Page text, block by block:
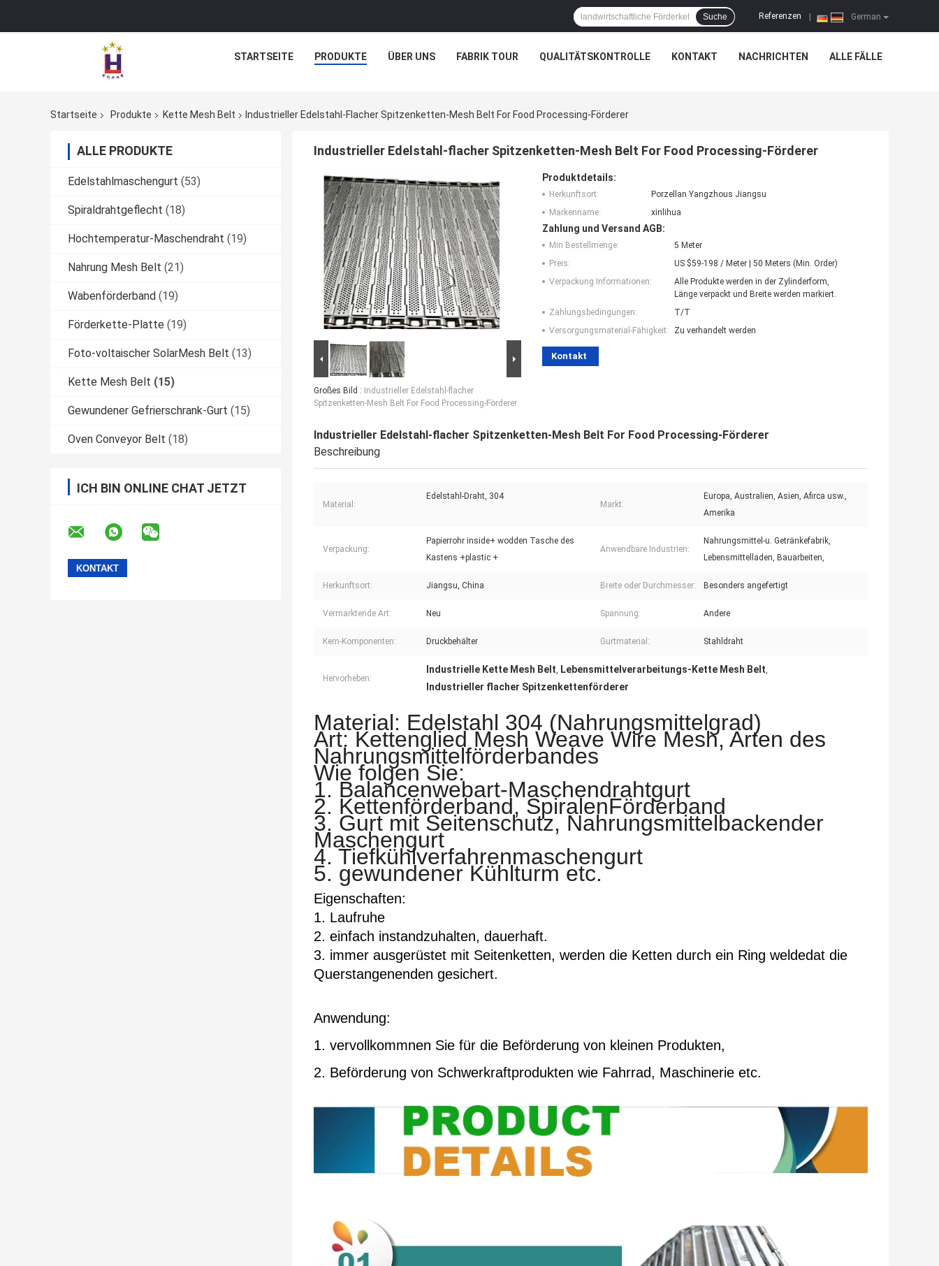
German
Referenzen
Suche
STARTSEITE PRODUKTE ÜBER UNS FABRIK TOUR QUALITÄTSKONTROLLE KONTAKT NACHRICHTEN ALLE FÄLLE
Startseite Produkte Kette Mesh Belt Industrieller Edelstahl-Flacher Spitzenketten-Mesh Belt For Food Processing-Förderer
ALLE PRODUKTE
Edelstahlmaschengurt (53)
Spiraldrahtgeflecht (18)
Hochtemperatur-Maschendraht (19)
Nahrung Mesh Belt (21)
Wabenförderband (19)
Förderkette-Platte (19)
Foto-voltaischer SolarMesh Belt (13)
Kette Mesh Belt (15)
Gewundener Gefrierschrank-Gurt (15)
Oven Conveyor Belt (18)
ICH BIN ONLINE CHAT JETZT
Industrieller Edelstahl-flacher Spitzenketten-Mesh Belt For Food Processing-Förderer
Großes Bild : Industrieller Edelstahl-flacher
Spitzenketten-Mesh Belt For Food Processing-Förderer
Produktdetails:
Herkunftsort:
Porzellan Yangzhous Jiangsu
Markenname:
xinlihua
Zahlung und Versand AGB:
Min Bestellmenge:
5 Meter
Preis:
US $59-198 / Meter | 50 Meters (Min. Order)
Verpackung Informationen:
Alle Produkte werden in der Zylinderform,
Länge verpackt und Breite werden markiert.
Zahlungsbedingungen:
T/T
Versorgungsmaterial-Fähigkeit:
Zu verhandelt werden
Kontakt
Industrieller Edelstahl-flacher Spitzenketten-Mesh Belt For Food Processing-Förderer
Beschreibung
Material:
Edelstahl-Draht, 304
Markt:
Europa, Australien, Asien, Afirca usw.,
Amerika
Verpackung:
Papierrohr inside+ wodden Tasche des
Kastens +plastic +
Anwendbare Industrien:
Nahrungsmittel-u. Getränkefabrik,
Lebensmittelladen, Bauarbeiten,
Herkunftsort: Jiangsu, China Breite oder Durchmesser: Besonders angefertigt
Vermarktende Art: Neu Spannung: Andere
Kern-Komponenten: Druckbehälter Gurtmaterial: Stahldraht
Hervorheben:
Industrielle Kette Mesh Belt, Lebensmittelverarbeitungs-Kette Mesh Belt,
Industrieller flacher Spitzenkettenförderer
Material: Edelstahl 304 (Nahrungsmittelgrad)
Art: Kettenglied Mesh Weave Wire Mesh, Arten des
Nahrungsmittelförderbandes
Wie folgen Sie:
1. Balancenwebart-Maschendrahtgurt
2. Kettenförderband, SpiralenFörderband
3. Gurt mit Seitenschutz, Nahrungsmittelbackender
Maschengurt
4. Tiefkühlverfahrenmaschengurt
5. gewundener Kühlturm etc.
Eigenschaften:
1. Laufruhe
2. einfach instandzuhalten, dauerhaft.
3. immer ausgerüstet mit Seitenketten, werden die Ketten durch ein Ring weldedat die
Querstangenenden gesichert.
Anwendung:
1. vervollkommnen Sie für die Beförderung von kleinen Produkten,
2. Beförderung von Schwerkraftprodukten wie Fahrrad, Maschinerie etc.